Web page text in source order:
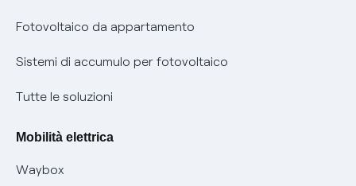
Parental Control – Navigazione sicura
Informazioni precontrattuali prodotti e servizi
Condizioni generali di contratto prodotti e servizi
Informativa RAEE
Remit
Certificazioni
Nuove regole europee per la protezione dei dati
Offerte Placet non vulnerabili
Offerta Tutela Vulnerabilità Gas
Fotovoltaico da appartamento
Sistemi di accumulo per fotovoltaico
Tutte le soluzioni
Mobilità elettrica
Waybox